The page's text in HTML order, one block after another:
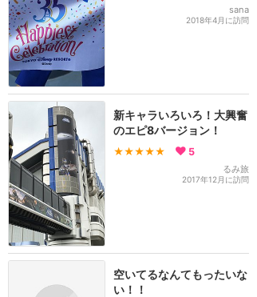
sana
2018年4月に訪問
新キャラいろいろ！大興奮
のエピ8バージョン！
★★★★★ 5
るみ旅
2017年12月に訪問
空いてるなんてもったいな
い！！